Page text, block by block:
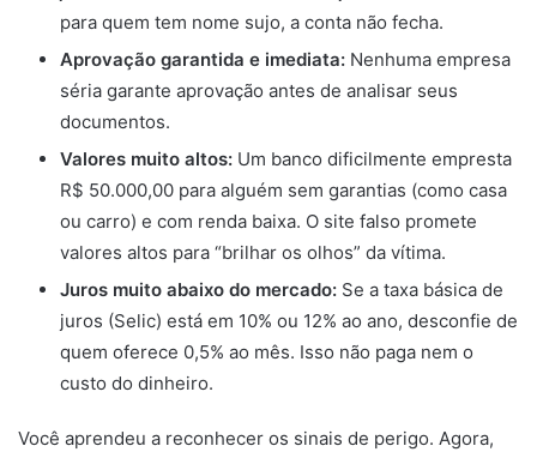
para quem tem nome sujo, a conta não fecha.
Aprovação garantida e imediata: Nenhuma empresa
séria garante aprovação antes de analisar seus
documentos.
Valores muito altos: Um banco dificilmente empresta
R$ 50.000,00 para alguém sem garantias (como casa
ou carro) e com renda baixa. O site falso promete
valores altos para “brilhar os olhos” da vítima.
Juros muito abaixo do mercado: Se a taxa básica de
juros (Selic) está em 10% ou 12% ao ano, desconfie de
quem oferece 0,5% ao mês. Isso não paga nem o
custo do dinheiro.
Você aprendeu a reconhecer os sinais de perigo. Agora,